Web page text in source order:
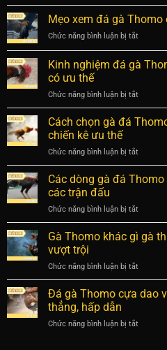
thua
nặng
Thomo
là
soi
kèo
7
cách
kèo
Thomo
hiệu
đoán
chiến
kê
Mẹo xem đá gà
Chức năng bình luận bị tắtở
xem
Thomo
chuẩn
giúp
trận
Kinh nghiệm đá gà
có ưu thế
Chức năng bình luận bị tắtở
Kinh
nghiệm
Thomo
giúp
nhận
kê
có
ưu
Cách chọn gà đá
chiến kê ưu thế
Chức năng bình luận bị tắtở
Cách
chọn
Thomo
đúng
chuẩn
ra
chiến
kê
Các dòng gà đá
các trận đấu
Chức năng bình luận bị tắtở
Các
dòng
gà
Thomo
và
chiến
bật
Gà Thomo khác gì gà
vượt trội
Chức năng bình luận bị tắtở
Gà
Thomo
gà
Đá gà Thomo cựa dao
thẳng, hấp dẫn
Chức năng bình luận bị tắtở